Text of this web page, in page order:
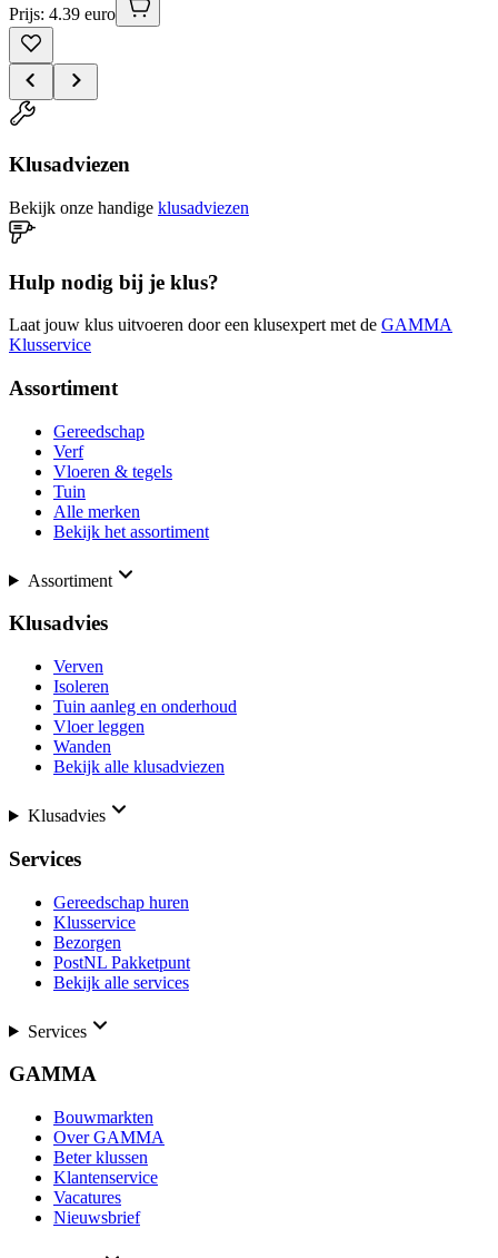
Prijs: 4.39 euro
Klusadviezen
Bekijk onze handige klusadviezen
Hulp nodig bij je klus?
Laat jouw klus uitvoeren door een klusexpert met de GAMMA
Klusservice
Assortiment
Gereedschap
Verf
Vloeren & tegels
Tuin
Alle merken
Bekijk het assortiment
Assortiment
Klusadvies
Verven
Isoleren
Tuin aanleg en onderhoud
Vloer leggen
Wanden
Bekijk alle klusadviezen
Klusadvies
Services
Gereedschap huren
Klusservice
Bezorgen
PostNL Pakketpunt
Bekijk alle services
Services
GAMMA
Bouwmarkten
Over GAMMA
Beter klussen
Klantenservice
Vacatures
Nieuwsbrief